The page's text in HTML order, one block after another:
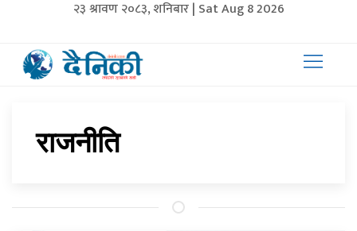
२३ श्रावण २०८३, शनिबार | Sat Aug 8 2026
राजनीति